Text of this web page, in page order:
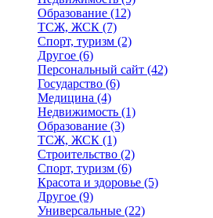
Образование (12)
ТСЖ, ЖСК (7)
Спорт, туризм (2)
Другое (6)
Персональный сайт (42)
Государство (6)
Медицина (4)
Недвижимость (1)
Образование (3)
ТСЖ, ЖСК (1)
Строительство (2)
Спорт, туризм (6)
Красота и здоровье (5)
Другое (9)
Универсальные (22)